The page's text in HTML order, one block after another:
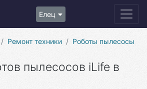
Елец
Ремонт техники
Роботы пылесосы
пылесосов iLife в